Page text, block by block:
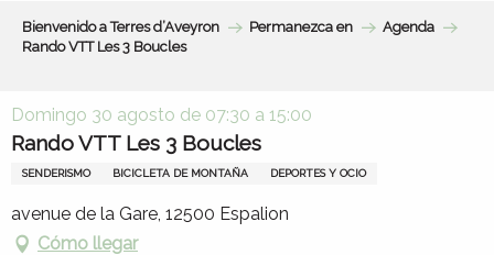
Bienvenido a Terres d’Aveyron Permanezca en
Agenda
Rando VTT Les 3 Boucles
Domingo 30 agosto de 07:30 a 15:00
Rando VTT Les 3 Boucles
SENDERISMO BICICLETA DE MONTAÑA DEPORTES Y OCIO
avenue de la Gare, 12500 Espalion
Cómo llegar